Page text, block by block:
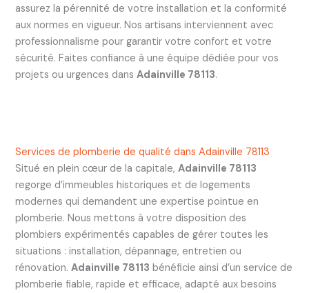
assurez la pérennité de votre installation et la conformité
aux normes en vigueur. Nos artisans interviennent avec
professionnalisme pour garantir votre confort et votre
sécurité. Faites confiance à une équipe dédiée pour vos
projets ou urgences dans Adainville 78113.
Services de plomberie de qualité dans Adainville 78113
Situé en plein cœur de la capitale, Adainville 78113
regorge d’immeubles historiques et de logements
modernes qui demandent une expertise pointue en
plomberie. Nous mettons à votre disposition des
plombiers expérimentés capables de gérer toutes les
situations : installation, dépannage, entretien ou
rénovation. Adainville 78113 bénéficie ainsi d’un service de
plomberie fiable, rapide et efficace, adapté aux besoins